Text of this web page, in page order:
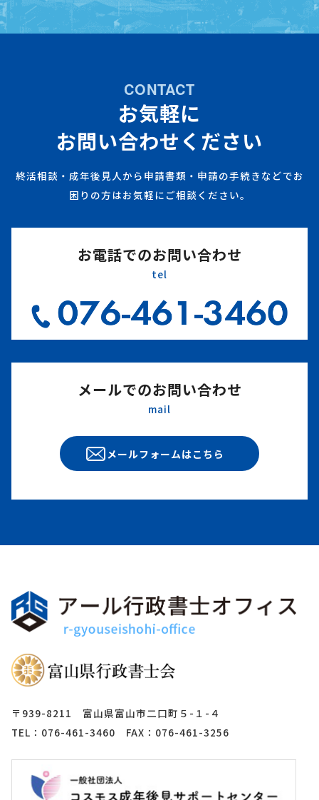
CONTACT
お気軽に
お問い合わせください
終活相談・成年後見人から申請書類・申請の手続きなどでお
困りの方はお気軽にご相談ください。
お電話でのお問い合わせ
tel
メールでのお問い合わせ
mail
メールフォームはこちら
〒939-8211 富山県富山市二口町５-１-４
TEL：076-461-3460 FAX：076-461-3256